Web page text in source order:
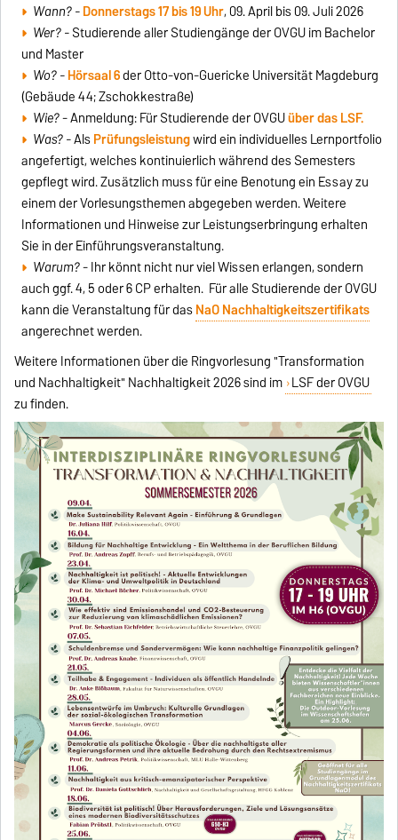
Wann? -Donnerstags17 bis 19 Uhr, 09. April bis 09. Juli 2026
Wer? -Studierende aller Studiengänge der OVGU im Bachelor
und Master
Wo? -Hörsaal 6der Otto-von-Guericke Universität Magdeburg
(Gebäude 44; Zschokkestraße)
Wie?- Anmeldung: Für Studierende der OVGUüber das LSF.
Was? -AlsPrüfungsleistungwird ein individuelles Lernportfolio
angefertigt, welches kontinuierlich während des Semesters
gepflegt wird. Zusätzlich muss für eine Benotung ein Essay zu
einem der Vorlesungsthemen abgegeben werden. Weitere
Informationen und Hinweise zur Leistungserbringung erhalten
Sie in der Einführungsveranstaltung.
Warum?- Ihr könnt nicht nur viel Wissen erlangen, sondern
auch ggf. 4, 5 oder 6 CP erhalten. Für alle Studierende der OVGU
kann die Veranstaltung für dasNaO Nachhaltigkeitszertifikats
angerechnet werden.
Weitere Informationen über die Ringvorlesung "Transformation
und Nachhaltigkeit" Nachhaltigkeit 2026 sind im LSF der OVGU
zu finden.